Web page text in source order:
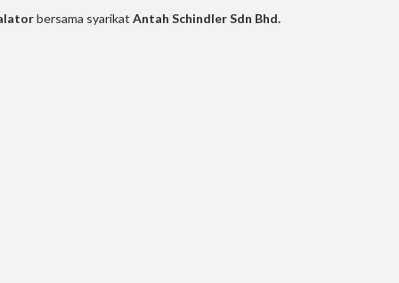
bersama syarikat Antah Schindler Sdn Bhd.